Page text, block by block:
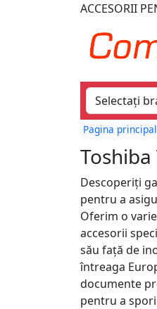
ACCESORII
Pagina
Descoperiți
pentru a
Oferim o
accesorii
său față de
întreaga
documente
pentru a